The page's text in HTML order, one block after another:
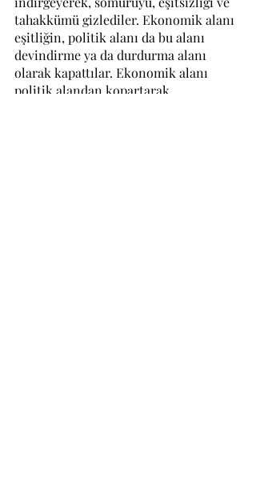
tahakkümü gizlediler. Ekonomik alanı
eşitliğin, politik alanı da bu alanı
devindirme ya da durdurma alanı
olarak kapattılar. Ekonomik alanı
politik alandan kopartarak,